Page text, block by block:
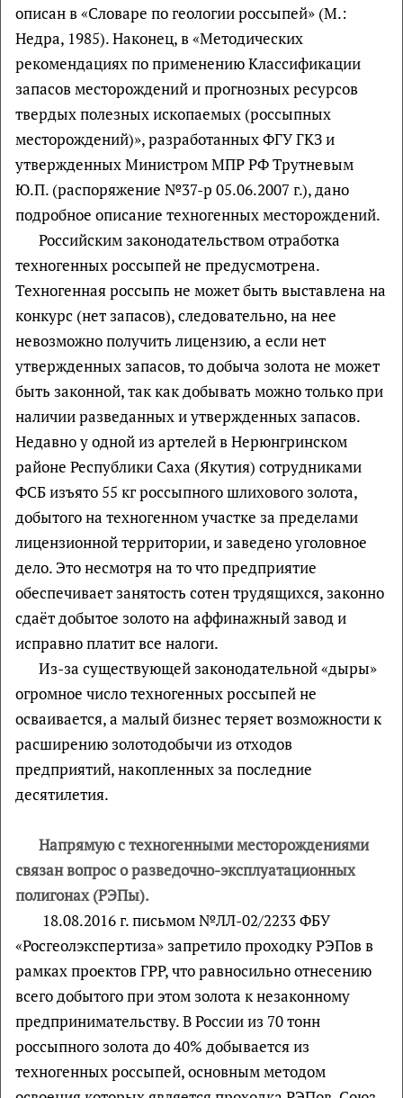
описан в «Словаре по геологии россыпей» (М.:
Недра, 1985). Наконец, в «Методических
рекомендациях по применению Классификации
запасов месторождений и прогнозных ресурсов
твердых полезных ископаемых (россыпных
месторождений)», разработанных ФГУ ГКЗ и
утвержденных Министром МПР РФ Трутневым
Ю.П. (распоряжение №37-р 05.06.2007 г.), дано
подробное описание техногенных месторождений.
Российским законодательством отработка
техногенных россыпей не предусмотрена.
Техногенная россыпь не может быть выставлена на
конкурс (нет запасов), следовательно, на нее
невозможно получить лицензию, а если нет
утвержденных запасов, то добыча золота не может
быть законной, так как добывать можно только при
наличии разведанных и утвержденных запасов.
Недавно у одной из артелей в Нерюнгринском
районе Республики Саха (Якутия) сотрудниками
ФСБ изъято 55 кг россыпного шлихового золота,
добытого на техногенном участке за пределами
лицензионной территории, и заведено уголовное
дело. Это несмотря на то что предприятие
обеспечивает занятость сотен трудящихся, законно
сдаёт добытое золото на аффинажный завод и
исправно платит все налоги.
Из-за существующей законодательной «дыры»
огромное число техногенных россыпей не
осваивается, а малый бизнес теряет возможности к
расширению золотодобычи из отходов
предприятий, накопленных за последние
десятилетия.
Напрямую с техногенными месторождениями
связан вопрос о разведочно-эксплуатационных
полигонах (РЭПы).
18.08.2016 г. письмом №ЛЛ-02/2233 ФБУ
«Росгеолэкспертиза» запретило проходку РЭПов в
рамках проектов ГРР, что равносильно отнесению
всего добытого при этом золота к незаконному
предпринимательству. В России из 70 тонн
россыпного золота до 40% добывается из
техногенных россыпей, основным методом